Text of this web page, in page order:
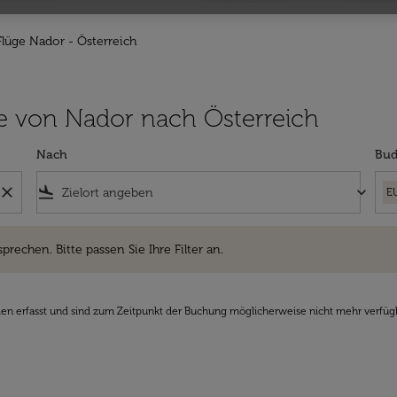
Nador - Österreich
von Nador nach Österreich
Nach
flight_land keyboard_arrow_down
Bitte passen Sie Ihre Filter an.
erfasst und sind zum Zeitpunkt der Buchung möglicherweise nicht mehr